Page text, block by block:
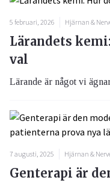
5 februari, 2026 Hjärnan &
Lärandets
val
Lärande är något vi
7 augusti, 2025 Hjärnan &
Genterapi är